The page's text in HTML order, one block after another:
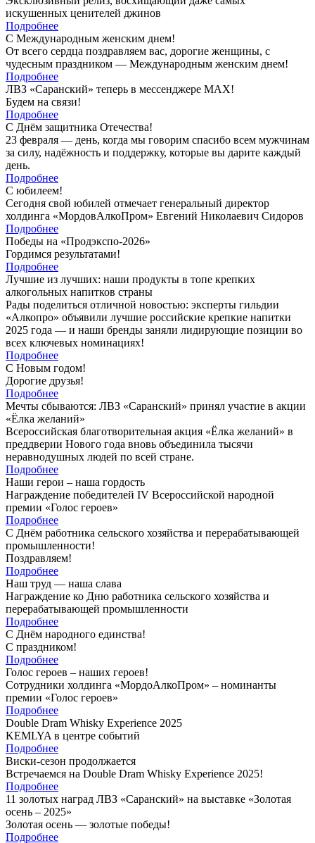
искушенных ценителей джинов
Подробнее
С Международным женским днем!
От всего сердца поздравляем вас, дорогие женщины, с
чудесным праздником — Международным женским днем!
Подробнее
ЛВЗ «Саранский» теперь в мессенджере MAX!
Будем на связи!
Подробнее
С Днём защитника Отечества!
23 февраля — день, когда мы говорим спасибо всем мужчинам
за силу, надёжность и поддержку, которые вы дарите каждый
день.
Подробнее
С юбилеем!
Сегодня свой юбилей отмечает генеральный директор
холдинга «МордовАлкоПром» Евгений Николаевич Сидоров
Подробнее
Победы на «Продэкспо-2026»
Гордимся результатами!
Подробнее
Лучшие из лучших: наши продукты в топе крепких
алкогольных напитков страны
Рады поделиться отличной новостью: эксперты гильдии
«Алкопро» объявили лучшие российские крепкие напитки
2025 года — и наши бренды заняли лидирующие позиции во
всех ключевых номинациях!
Подробнее
С Новым годом!
Дорогие друзья!
Подробнее
Мечты сбываются: ЛВЗ «Саранский» принял участие в акции
«Ёлка желаний»
Всероссийская благотворительная акция «Ёлка желаний» в
преддверии Нового года вновь объединила тысячи
неравнодушных людей по всей стране.
Подробнее
Наши герои – наша гордость
Награждение победителей IV Всероссийской народной
премии «Голос героев»
Подробнее
С Днём работника сельского хозяйства и перерабатывающей
промышленности!
Поздравляем!
Подробнее
Наш труд — наша слава
Награждение ко Дню работника сельского хозяйства и
перерабатывающей промышленности
Подробнее
С Днём народного единства!
С праздником!
Подробнее
Голос героев – наших героев!
Сотрудники холдинга «МордоАлкоПром» – номинанты
премии «Голос героев»
Подробнее
Double Dram Whisky Experience 2025
KEMLYA в центре событий
Подробнее
Виски-сезон продолжается
Встречаемся на Double Dram Whisky Experience 2025!
Подробнее
11 золотых наград ЛВЗ «Саранский» на выставке «Золотая
осень – 2025»
Золотая осень — золотые победы!
Подробнее